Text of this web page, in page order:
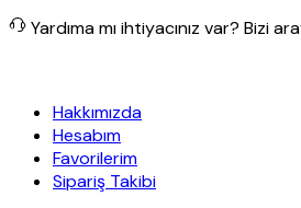
Yardıma mı ihtiyacınız var? Bizi
Hakkımızda
Hesabım
Favorilerim
Sipariş Takibi